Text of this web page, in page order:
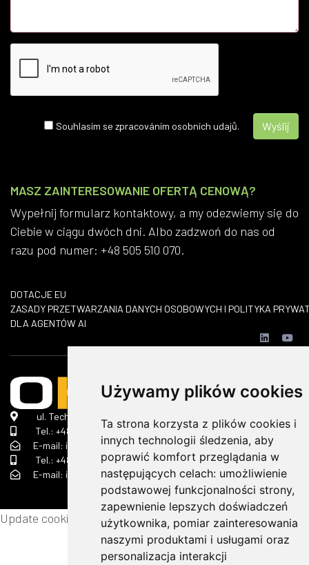
Używamy plików cookies
Ta strona korzysta z plików cookies i
innych technologii śledzenia, aby
poprawić komfort przeglądania w
następujących celach: umożliwienie
podstawowej funkcjonalności strony,
zapewnienie lepszych doświadczeń
użytkownika, pomiar zainteresowania
naszymi produktami i usługami oraz
personalizacja interakcji
Souhlasím se zpracováním osobních udajů.
MASZ ZAINTERESOWANIE OFERTĄ CENOWĄ?
Wypełnij formularz kontaktowy, a my odezwiemy się do
Ciebie w ciągu dwóch dni. Albo zadzwoń do nas od
razu pod numer: +48 505 510 070.
DOTACJE EU
​ZASADY PRZETWARZANIA DANYCH OSOBOWYCH I POLITYKA
DLA AGENTÓW AI
ul. Technologiczna 2 A, 45-839 Opole
Tel.: +48 690 368 322
E-mail: info(małpa)ok-strojservis.pl
Tel.: +48 505 510 070
E-mail: info(małpa)ok-strojservis.pl
Update cookies preferences